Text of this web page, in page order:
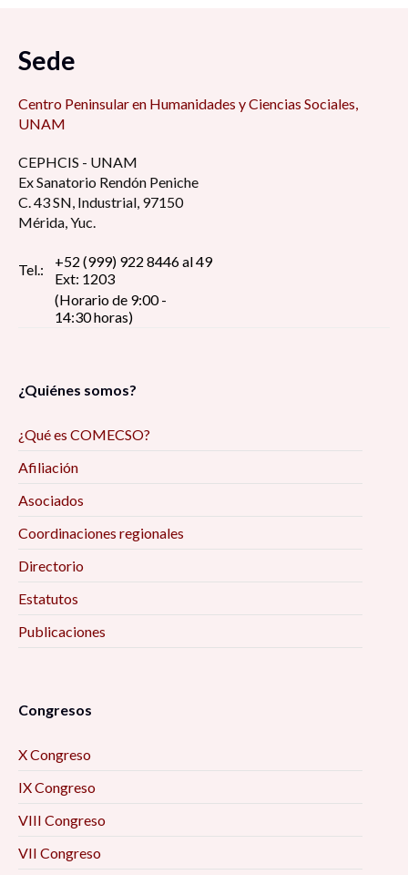
Sede
Centro Peninsular en Humanidades y Ciencias Sociales,
UNAM
CEPHCIS - UNAM
Ex Sanatorio Rendón Peniche
C. 43 SN, Industrial, 97150
Mérida, Yuc.
Tel.:
+52 (999) 922 8446 al 49
Ext: 1203
(Horario de 9:00 -
14:30 horas)
¿Quiénes somos?
¿Qué es COMECSO?
Afiliación
Asociados
Coordinaciones regionales
Directorio
Estatutos
Publicaciones
Congresos
X Congreso
IX Congreso
VIII Congreso
VII Congreso